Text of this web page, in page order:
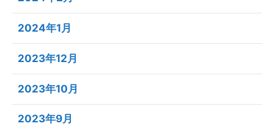
2024年1月
2023年12月
2023年10月
2023年9月